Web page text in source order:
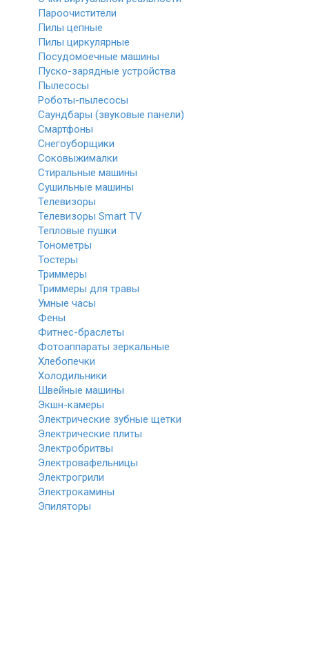
Пароочистители
Пилы цепные
Пилы циркулярные
Посудомоечные машины
Пуско-зарядные устройства
Пылесосы
Роботы-пылесосы
Саундбары (звуковые панели)
Смартфоны
Снегоуборщики
Соковыжималки
Стиральные машины
Сушильные машины
Телевизоры
Телевизоры Smart TV
Тепловые пушки
Тонометры
Тостеры
Триммеры
Триммеры для травы
Умные часы
Фены
Фитнес-браслеты
Фотоаппараты зеркальные
Хлебопечки
Холодильники
Швейные машины
Экшн-камеры
Электрические зубные щетки
Электрические плиты
Электробритвы
Электровафельницы
Электрогрили
Электрокамины
Эпиляторы